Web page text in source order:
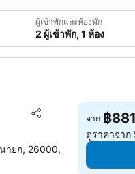
ผู้เข้าพักและห้องพัก
2 ผู้เข้าพัก, 1 ห้อง
แชร์
เพิ่มในรายการโปรด
ายก, 26000,
จาก ฿881
ดูราคาจาก